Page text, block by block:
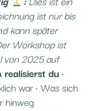
ist nur bis
kann später
Workshop ist
von 2025 auf
realisierst du •
war • Was sich
hinweg